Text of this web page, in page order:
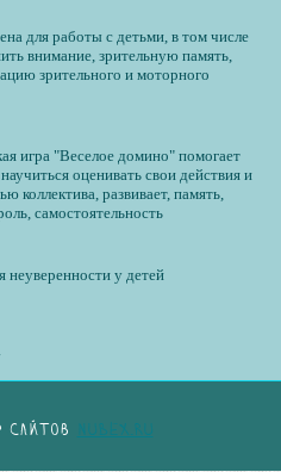
для работы с детьми, в том числе
внимание, зрительную память,
зрительного и моторного
игра "Веселое домино" помогает
оценивать свои действия и
коллектива, развивает, память,
самостоятельность
неуверенности у детей
сайтов Nubex.ru